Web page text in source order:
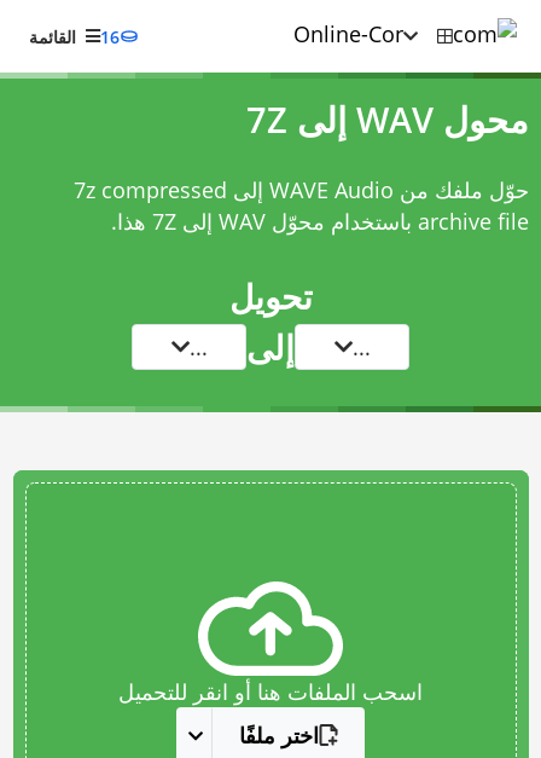
16 القائمة
محول WAV إلى 7Z
حوّل ملفك من WAVE Audio إلى 7z compressed
archive file باستخدام
محوّل WAV إلى 7Z هذا.
تحويل
... إلى ...
اسحب الملفات هنا أو انقر للتحميل
اختر ملفًا